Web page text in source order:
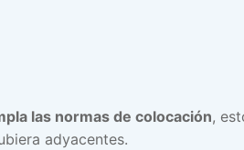
las normas de colocación,
adyacentes.